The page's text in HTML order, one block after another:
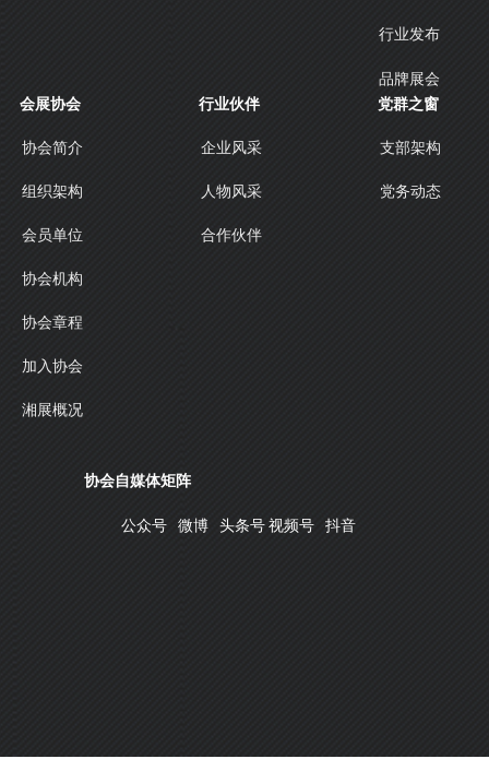
行业发布
品牌展会
协会简介
组织架构
会员单位
协会机构
协会章程
加入协会
湘展概况
会展协会
企业风采
人物风采
合作伙伴
行业伙伴
支部架构
党务动态
党群之窗
协会自媒体矩阵
公众号 微博 头条号 视频号 抖音